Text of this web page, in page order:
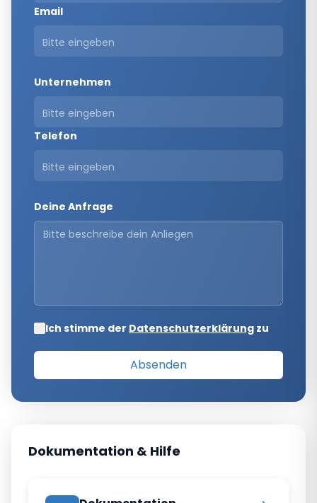
Email
Unternehmen
Telefon
Deine Anfrage
Ich stimme der Datenschutzerklärung zu
Absenden
Dokumentation & Hilfe